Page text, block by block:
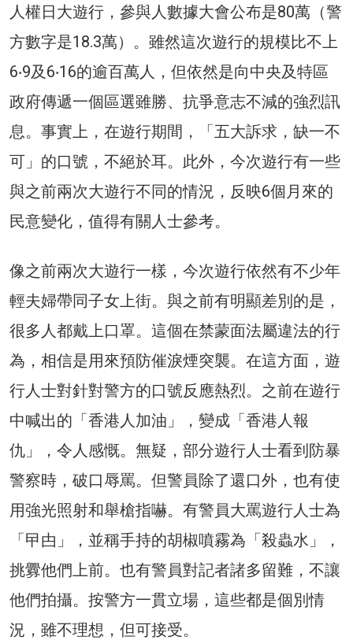
人權日大遊行，參與人數據大會公布是80萬（警
方數字是18.3萬）。雖然這次遊行的規模比不上
6‧9及6‧16的逾百萬人，但依然是向中央及特區
政府傳遞一個區選雖勝、抗爭意志不減的強烈訊
息。事實上，在遊行期間，「五大訴求，缺一不
可」的口號，不絕於耳。此外，今次遊行有一些
與之前兩次大遊行不同的情況，反映6個月來的
民意變化，值得有關人士參考。
像之前兩次大遊行一樣，今次遊行依然有不少年
輕夫婦帶同子女上街。與之前有明顯差別的是，
很多人都戴上口罩。這個在禁蒙面法屬違法的行
為，相信是用來預防催淚煙突襲。在這方面，遊
行人士對針對警方的口號反應熱烈。之前在遊行
中喊出的「香港人加油」，變成「香港人報
仇」，令人感慨。無疑，部分遊行人士看到防暴
警察時，破口辱罵。但警員除了還口外，也有使
用強光照射和舉槍指嚇。有警員大罵遊行人士為
「曱甴」，並稱手持的胡椒噴霧為「殺蟲水」，
挑釁他們上前。也有警員對記者諸多留難，不讓
他們拍攝。按警方一貫立場，這些都是個別情
況，雖不理想，但可接受。